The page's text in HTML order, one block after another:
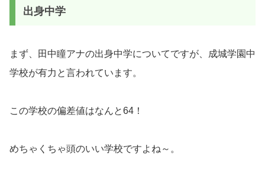
出身中学
まず、田中瞳アナの出身中学についてですが、成城学園中
学校が有力と言われています。
この学校の偏差値はなんと64！
めちゃくちゃ頭のいい学校ですよね～。